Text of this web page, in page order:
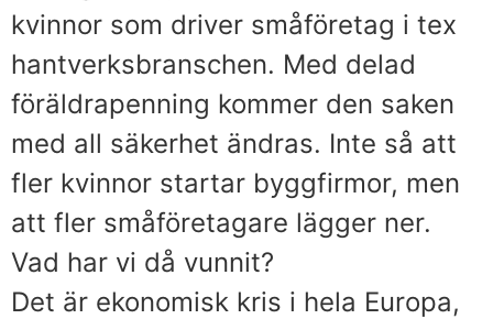
kvinnor som driver småföretag i tex
hantverksbranschen. Med delad
föräldrapenning kommer den saken
med all säkerhet ändras. Inte så att
fler kvinnor startar byggfirmor, men
att fler småföretagare lägger ner.
Vad har vi då vunnit?
Det är ekonomisk kris i hela Europa,